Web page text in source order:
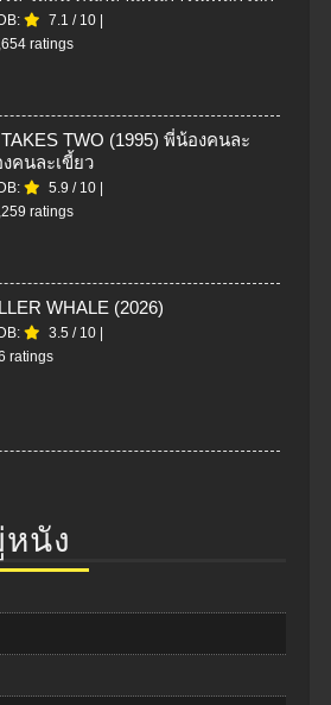
7.1 / 10
ratings
TWO (1995) พี่น้องคนละ
คนละเขี้ยว
5.9 / 10
ratings
WHALE (2026)
3.5 / 10
ratings
นัง